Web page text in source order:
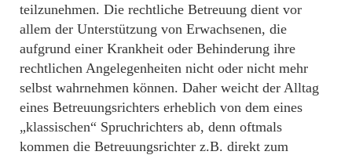
teilzunehmen. Die rechtliche Betreuung dient vor
allem der Unterstützung von Erwachsenen, die
aufgrund einer Krankheit oder Behinderung ihre
rechtlichen Angelegenheiten nicht oder nicht mehr
selbst wahrnehmen können. Daher weicht der Alltag
eines Betreuungsrichters erheblich von dem eines
„klassischen“ Spruchrichters ab, denn oftmals
kommen die Betreuungsrichter z.B. direkt zum